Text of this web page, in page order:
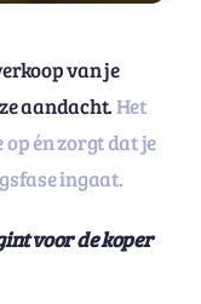
van je
aandacht.Het
én zorgt dat je
ingaat.
voor de koper